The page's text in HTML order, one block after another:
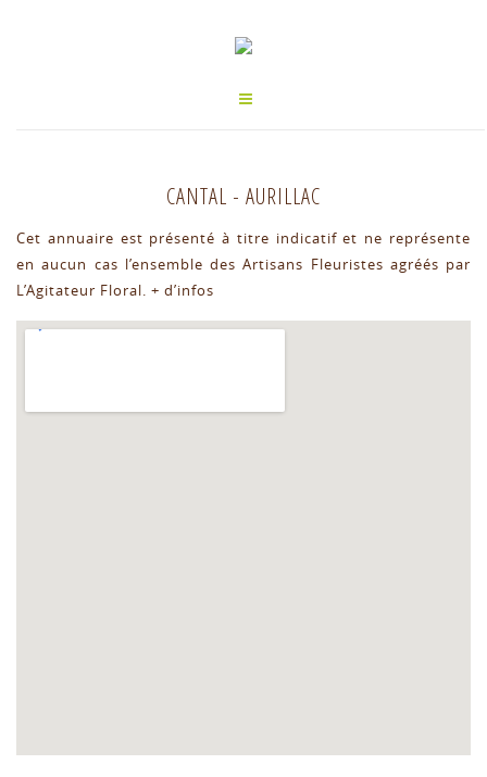
CANTAL - AURILLAC
Cet annuaire est présenté à titre indicatif et ne représente
en aucun cas l’ensemble des Artisans Fleuristes agréés par
L’Agitateur Floral. + d’infos